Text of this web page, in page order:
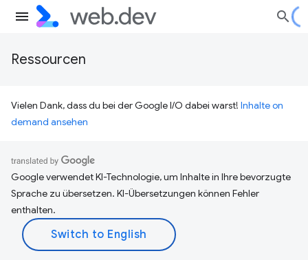
Ressourcen
Vielen Dank, dass du bei der Google I/O dabei warst! Inhalte on
demand ansehen
Google verwendet KI-Technologie, um Inhalte in Ihre bevorzugte
Sprache zu übersetzen. KI-Übersetzungen können Fehler
enthalten.